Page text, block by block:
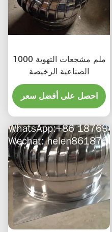
1000 ملم مشجعات التهوية
الصناعية الرخيصة
احصل على أفضل سعر